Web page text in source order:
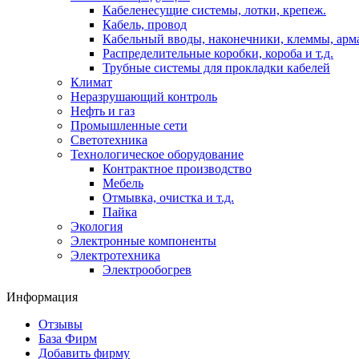
Кабеленесущие системы, лотки, крепеж.
Кабель, провод
Кабельный вводы, наконечники, клеммы,
Распределительные коробки, короба и т.д.
Трубные системы для прокладки кабелей
Климат
Неразрушающий контроль
Нефть и газ
Промышленные сети
Светотехника
Технологическое оборудование
Контрактное производство
Мебель
Отмывка, очистка и т.д.
Пайка
Экология
Электронные компоненты
Электротехника
Электрообогрев
Информация
Отзывы
База Фирм
Добавить фирму